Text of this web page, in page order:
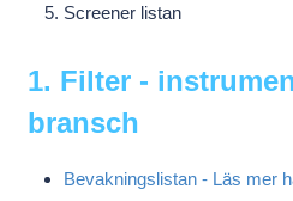
Screener listan
1. Filter -
bransch
Bevakningslistan - Läs mer